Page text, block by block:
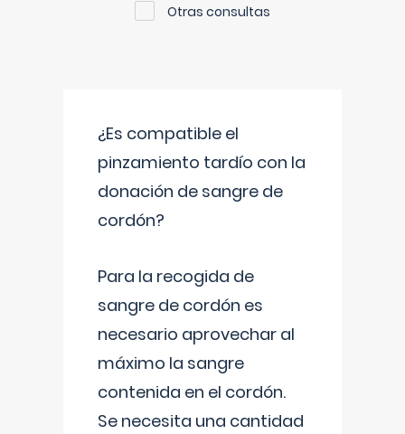
Otras consultas
¿Es compatible el
pinzamiento tardío con la
donación de sangre de
cordón?
Para la recogida de
sangre de cordón es
necesario aprovechar al
máximo la sangre
contenida en el cordón.
Se necesita una cantidad